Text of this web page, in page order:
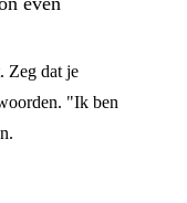
Zeg dat je
"Ik ben